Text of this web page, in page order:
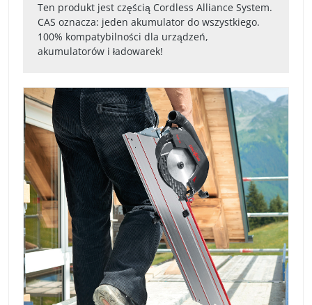
Ten produkt jest częścią Cordless Alliance System.
CAS oznacza: jeden akumulator do wszystkiego.
100% kompatybilności dla urządzeń,
akumulatorów i ładowarek!